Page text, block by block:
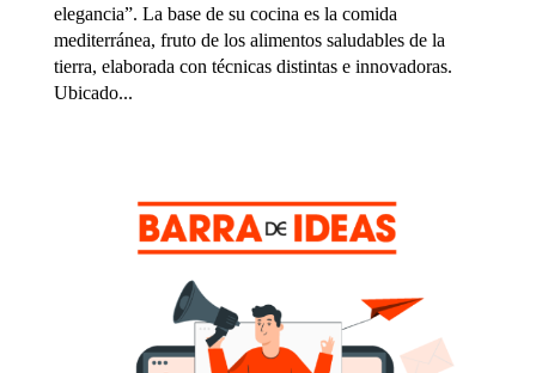
elegancia”. La base de su cocina es la comida
mediterránea, fruto de los alimentos saludables de la
tierra, elaborada con técnicas distintas e innovadoras.
Ubicado...